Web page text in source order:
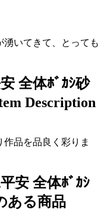
いてきて、とっても
全体ﾎﾞｶｼ砂
Description
作品を品良く彩りま
安 全体ﾎﾞｶｼ
ある商品